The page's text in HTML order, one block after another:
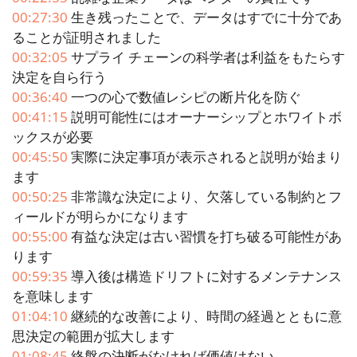
00:27:30 生き残ったことで、データはすでに十分であ
ることが証明されました
00:32:05 サプライ チェーンの科学者は利益をもたらす
決定を自ら行う
00:36:40 一つの心で数値レシピの断片化を防ぐ
00:41:15 説明可能性にはオーナーシップとホワイトボ
ックスが必要
00:45:50 実際に決定事項が表示されると説明が始まり
ます
00:50:25 非常識な決定により、欠落している制約とフ
ィールドが明らかになります
00:55:00 有益な決定は古い習慣を打ち破る可能性があ
ります
00:59:35 導入後は構造ドリフトに対するメンテナンス
を意味します
01:04:10 継続的な改善により、時間の経過とともに意
思決定の範囲が拡大します